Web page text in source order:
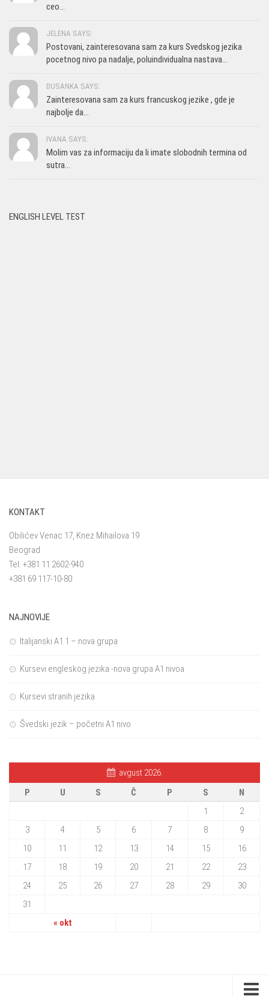
ceo...
JELENA SAYS:
Postovani, zainteresovana sam za kurs Svedskog jezika
pocetnog nivo pa nadalje, poluindividualna nastava...
DUSANKA SAYS:
Zainteresovana sam za kurs francuskog jezike , gde je
najbolje da...
IVANA SAYS:
Molim vas za informaciju da li imate slobodnih termina od
sutra...
ENGLISH LEVEL TEST
KONTAKT
Obilićev Venac 17, Knez Mihailova 19
Beograd
Tel: +381 11 2602-940
+381 69 117-10-80
NAJNOVIJE
Italijanski A1.1 – nova grupa
Kursevi engleskog jezika -nova grupa A1 nivoa
Kursevi stranih jezika
Švedski jezik – početni A1 nivo
avgust 2026.
P
U S Č P S N
« okt
1
2
3
4 5 6 7 8
9
10
11 12 13 14 15
16
17
18 19 20 21 22
23
24
25 26 27 28 29
30
31